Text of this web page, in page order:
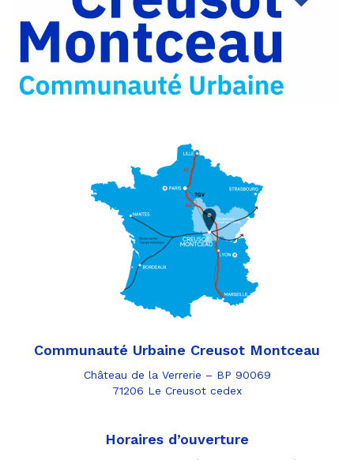
Twitter
Partager
par
e-
mail
Communauté Urbaine Creusot Montceau
Château de la Verrerie – BP 90069
71206 Le Creusot cedex
Horaires d’ouverture